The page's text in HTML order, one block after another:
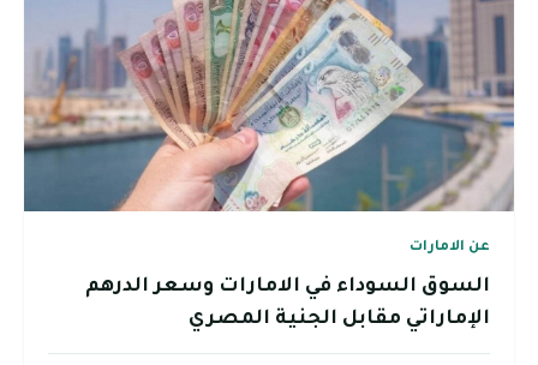
عن الامارات
السوق السوداء في الامارات وسعر الدرهم
الإماراتي مقابل الجنية المصري